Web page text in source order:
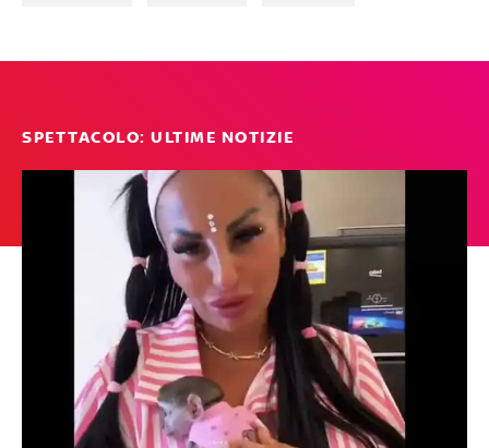
SPETTACOLO: ULTIME NOTIZIE